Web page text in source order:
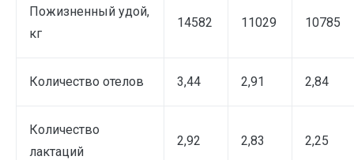
Пожизненный удой,
кг
14582 11029 10785
Количество отелов 3,44 2,91 2,84
Количество
лактаций
2,92 2,83 2,25